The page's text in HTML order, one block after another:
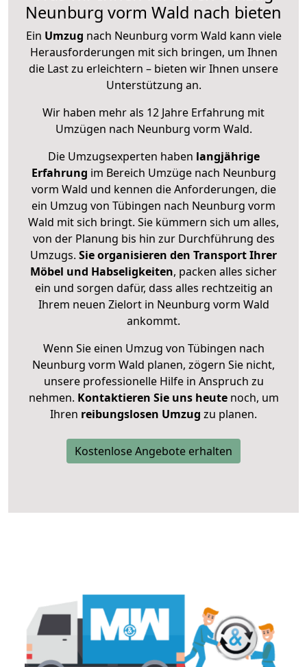
Neunburg vorm Wald nach bieten
Ein Umzug nach Neunburg vorm Wald kann viele
Herausforderungen mit sich bringen, um Ihnen
die Last zu erleichtern – bieten wir Ihnen unsere
Unterstützung an.
Wir haben mehr als 12 Jahre Erfahrung mit
Umzügen nach Neunburg vorm Wald.
Die Umzugsexperten haben langjährige
Erfahrung im Bereich Umzüge nach Neunburg
vorm Wald und kennen die Anforderungen, die
ein Umzug von Tübingen nach Neunburg vorm
Wald mit sich bringt. Sie kümmern sich um alles,
von der Planung bis hin zur Durchführung des
Umzugs. Sie organisieren den Transport Ihrer
Möbel und Habseligkeiten, packen alles sicher
ein und sorgen dafür, dass alles rechtzeitig an
Ihrem neuen Zielort in Neunburg vorm Wald
ankommt.
Wenn Sie einen Umzug von Tübingen nach
Neunburg vorm Wald planen, zögern Sie nicht,
unsere professionelle Hilfe in Anspruch zu
nehmen. Kontaktieren Sie uns heutenoch, um
Ihren reibungslosen Umzug zu planen.
Kostenlose Angebote erhalten